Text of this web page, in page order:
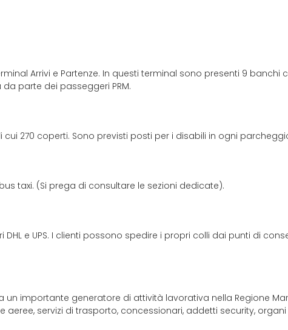
Arrivi e Partenze. In questi terminal sono presenti 9 banchi
parte dei passeggeri PRM.
270 coperti. Sono previsti posti per i disabili in ogni
taxi. (Si prega di consultare le sezioni dedicate).
e UPS. I clienti possono spedire i propri colli dai punti di
un importante generatore di attività lavorativa nella Regione
aeree, servizi di trasporto, concessionari, addetti security,